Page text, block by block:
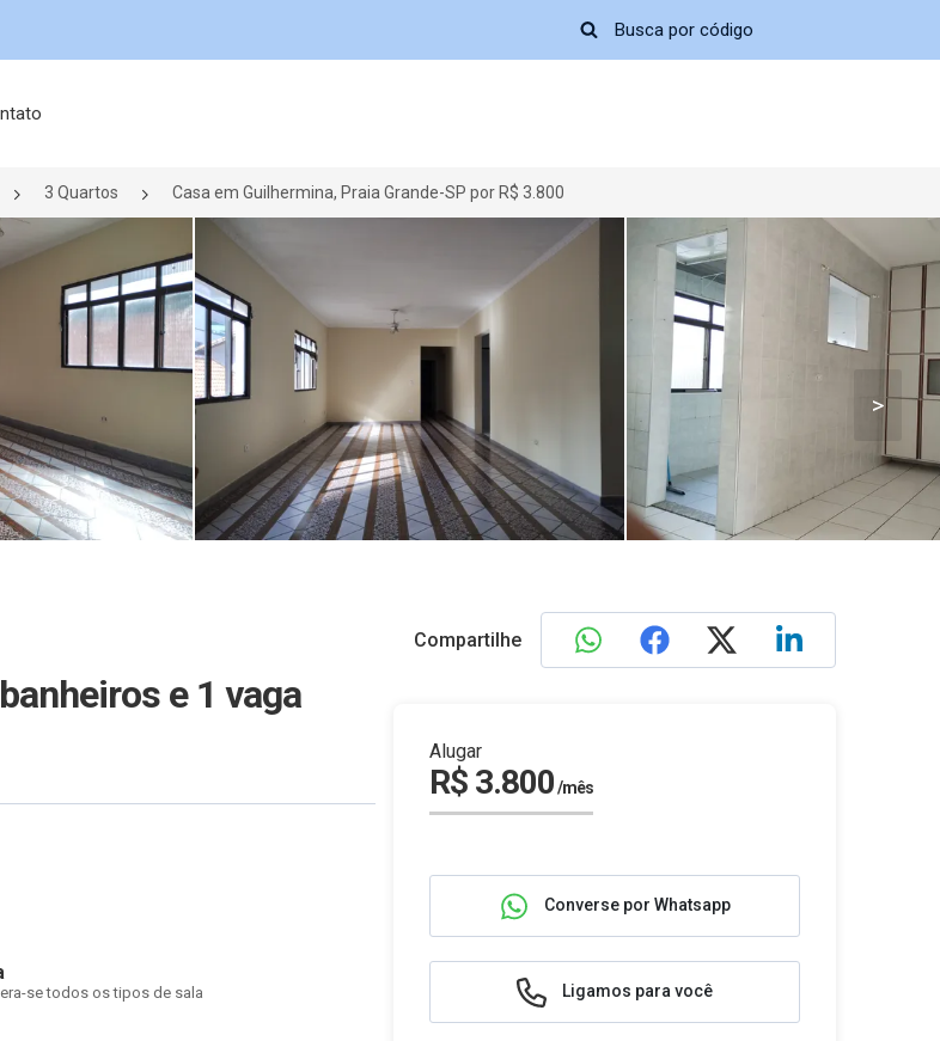
3 Quartos Casa em Guilhermina, Praia Grande-SP por R$ 3.800
>
e 1 vaga
se todos os tipos de sala
Compartilhe
Alugar
R$ 3.800/mês
Converse por Whatsapp
Ligamos para você